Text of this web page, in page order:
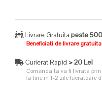
Livrare Gratuita peste
Beneficiati de livrare
Curierat Rapid > 20 Lei
Comanda ta va fi livrata
la tine in 1-2 zile lucratoare